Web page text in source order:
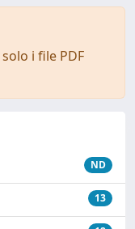
i file PDF
ND
13